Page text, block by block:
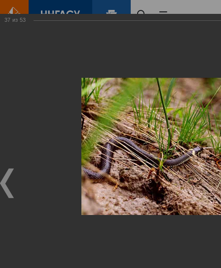
Виртуальные
выставки
(фотоальбомы)
37 из 53